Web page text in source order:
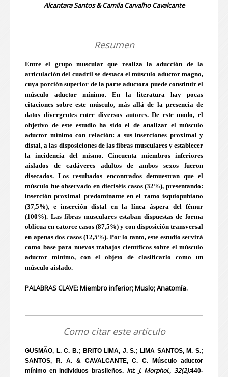
Alcantara Santos & Camila Carvalho Cavalcante
Resumen
Entre el grupo muscular que realiza la aducción de la
articulación del cuadril se destaca el músculo aductor magno,
cuya porción superior de la parte aductora puede constituir el
músculo aductor mínimo. En la literatura hay pocas
citaciones sobre este músculo, más allá de la presencia de
datos divergentes entre diversos autores. De este modo, el
objetivo de este estudio ha sido el de analizar el músculo
aductor mínimo con relación: a sus inserciones proximal y
distal, a las disposiciones de las fibras musculares y establecer
la incidencia del mismo. Cincuenta miembros inferiores
aislados de cadáveres adultos de ambos sexos fueron
disecados. Los resultados encontrados demuestran que el
músculo fue observado en dieciséis casos (32%), presentando:
inserción proximal predominante en el ramo isquiopubiano
(37,5%), e inserción distal en la línea áspera del fémur
(100%). Las fibras musculares estaban dispuestas de forma
oblicua en catorce casos (87,5%) y con disposición transversal
en apenas dos casos (12,5%). Por lo tanto, este estudio servirá
como base para nuevos trabajos científicos sobre el músculo
aductor mínimo, con el objeto de clasificarlo como un
músculo aislado.
PALABRAS CLAVE: Miembro inferior; Muslo; Anatomía.
Como citar este artículo
GUSMÃO, L. C. B.; BRITO LIMA, J. S.; LIMA SANTOS, M. S.;
SANTOS, R. A. & CAVALCANTE, C. C. Músculo aductor
mínimo en individuos brasileños. Int. J. Morphol., 32(2):440-